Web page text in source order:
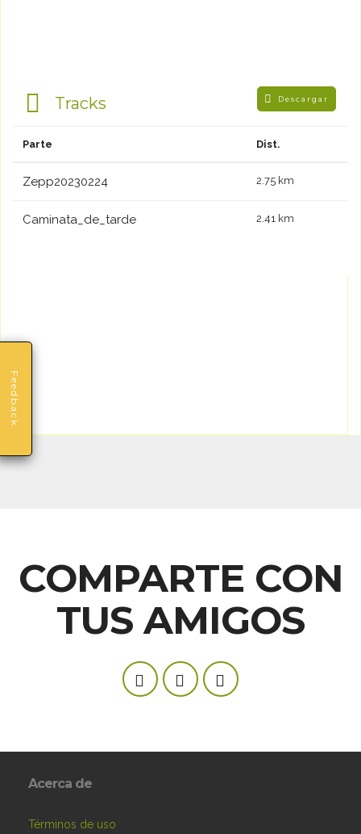
Feedback
Tracks Descargar
Parte Dist.
Zepp20230224 2.75 km
Caminata_de_tarde 2.41 km
COMPARTE CON
TUS AMIGOS
Acerca de
Términos de uso